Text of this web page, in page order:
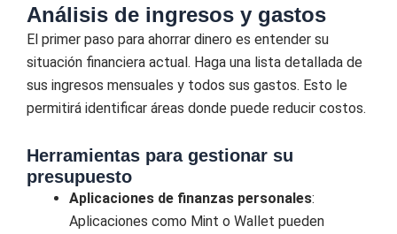
Análisis de ingresos y gastos
El primer paso para ahorrar dinero es entender su
situación financiera actual. Haga una lista detallada de
sus ingresos mensuales y todos sus gastos. Esto le
permitirá identificar áreas donde puede reducir costos.
Herramientas para gestionar su
presupuesto
Aplicaciones de finanzas personales:
Aplicaciones como Mint o Wallet pueden